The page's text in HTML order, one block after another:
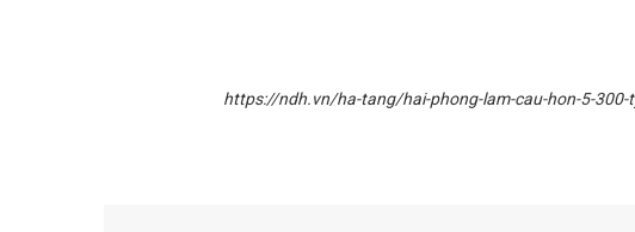
https://ndh.vn/ha-tang/hai-phong-lam-cau-hon-5-300-